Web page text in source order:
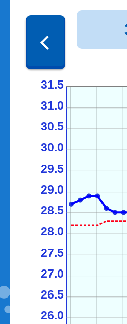
26.0
26.5
27.0
27.5
28.0
28.5
29.0
29.5
30.0
30.5
31.0
31.5